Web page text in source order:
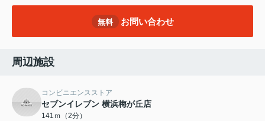
無料 お問い合わせ
周辺施設
コンビニエンスストア
セブンイレブン 横浜梅が丘店
141ｍ（2分）